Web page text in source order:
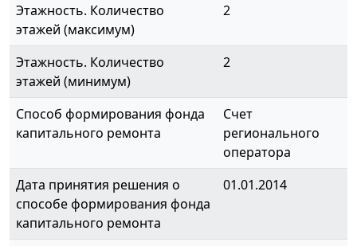
Этажность. Количество
этажей (максимум)
2
Этажность. Количество
этажей (минимум)
2
Способ формирования фонда
капитального ремонта
Счет
регионального
оператора
Дата принятия решения о
способе формирования фонда
капитального ремонта
01.01.2014